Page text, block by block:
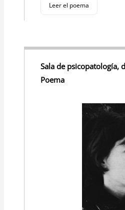
Leer el poema
Sala de psicopatología,
Poema